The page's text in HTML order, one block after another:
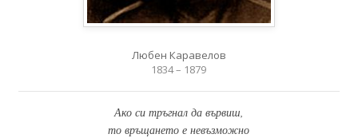
Любен Каравелов
1834 – 1879
Ако си тръгнал да вървиш,
то връщането е невъзможно